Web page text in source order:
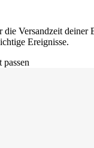
die Versandzeit deiner
Ereignisse.
passen